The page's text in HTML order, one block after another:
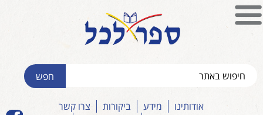
אודותינו מידע ביקורות
צרו קשר